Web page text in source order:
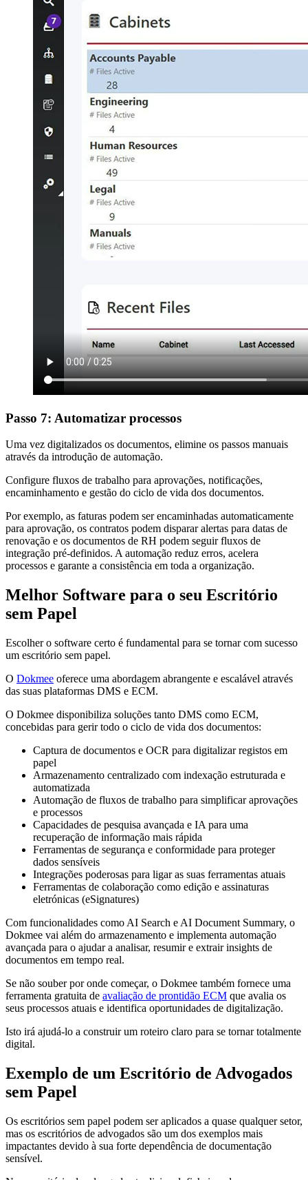
Passo 7: Automatizar processos
Uma vez digitalizados os documentos, elimine os passos manuais
através da introdução de automação.
Configure fluxos de trabalho para aprovações, notificações,
encaminhamento e gestão do ciclo de vida dos documentos.
Por exemplo, as faturas podem ser encaminhadas automaticamente
para aprovação, os contratos podem disparar alertas para datas de
renovação e os documentos de RH podem seguir fluxos de
integração pré-definidos. A automação reduz erros, acelera
processos e garante a consistência em toda a organização.
Melhor Software para o seu Escritório
sem Papel
Escolher o software certo é fundamental para se tornar com sucesso
um escritório sem papel.
O Dokmee oferece uma abordagem abrangente e escalável através
das suas plataformas DMS e ECM.
O Dokmee disponibiliza soluções tanto DMS como ECM,
concebidas para gerir todo o ciclo de vida dos documentos:
Captura de documentos e OCR para digitalizar registos em
papel
Armazenamento centralizado com indexação estruturada e
automatizada
Automação de fluxos de trabalho para simplificar aprovações
e processos
Capacidades de pesquisa avançada e IA para uma
recuperação de informação mais rápida
Ferramentas de segurança e conformidade para proteger
dados sensíveis
Integrações poderosas para ligar as suas ferramentas atuais
Ferramentas de colaboração como edição e assinaturas
eletrónicas (eSignatures)
Com funcionalidades como AI Search e AI Document Summary, o
Dokmee vai além do armazenamento e implementa automação
avançada para o ajudar a analisar, resumir e extrair insights de
documentos em tempo real.
Se não souber por onde começar, o Dokmee também fornece uma
ferramenta gratuita de avaliação de prontidão ECM que avalia os
seus processos atuais e identifica oportunidades de digitalização.
Isto irá ajudá-lo a construir um roteiro claro para se tornar totalmente
digital.
Exemplo de um Escritório de Advogados
sem Papel
Os escritórios sem papel podem ser aplicados a quase qualquer setor,
mas os escritórios de advogados são um dos exemplos mais
impactantes devido à sua forte dependência de documentação
sensível.